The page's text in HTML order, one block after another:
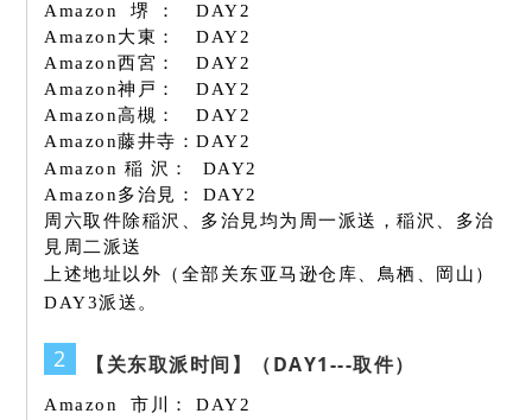
Amazon 堺 ： DAY2
Amazon大東： DAY2
Amazon西宮： DAY2
Amazon神戸： DAY2
Amazon高槻： DAY2
Amazon藤井寺：DAY2
Amazon 稲 沢： DAY2
Amazon多治見： DAY2
周六取件除稲沢、多治見均为周一派送，稲沢、多治
見周二派送
上述地址以外（全部关东亚马逊仓库、鳥栖、岡山）
DAY3派送。
2 【关东取派时间】（DAY1---取件）
Amazon 市川： DAY2